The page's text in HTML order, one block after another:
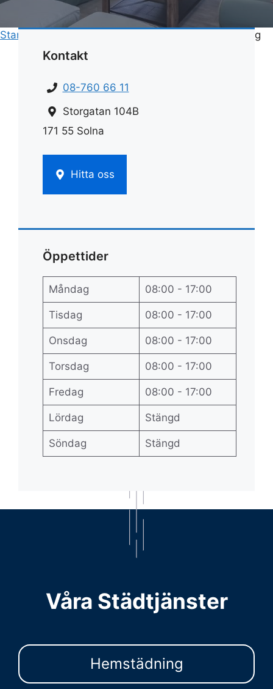
Start Kostnad för flyttstädning
Kontakt
08-760 66 11
Storgatan 104B
171 55 Solna
Hitta oss
Öppettider
Måndag 08:00 - 17:00
Tisdag 08:00 - 17:00
Onsdag 08:00 - 17:00
Torsdag 08:00 - 17:00
Fredag 08:00 - 17:00
Lördag Stängd
Söndag Stängd
Våra Städtjänster
Hemstädning